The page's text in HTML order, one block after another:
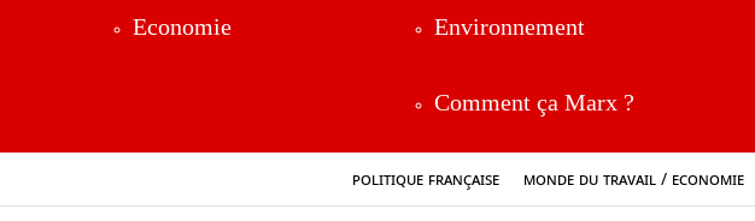
Economie Environnement
Comment ça Marx ?
Politique française Monde du travail / Economie